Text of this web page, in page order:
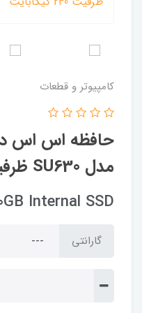
کامپیوتر و قطعات
حافظه اس اس دی
مدل SU630 ظرفیت 240 گیگابایت
Internal SSD
گارانتی